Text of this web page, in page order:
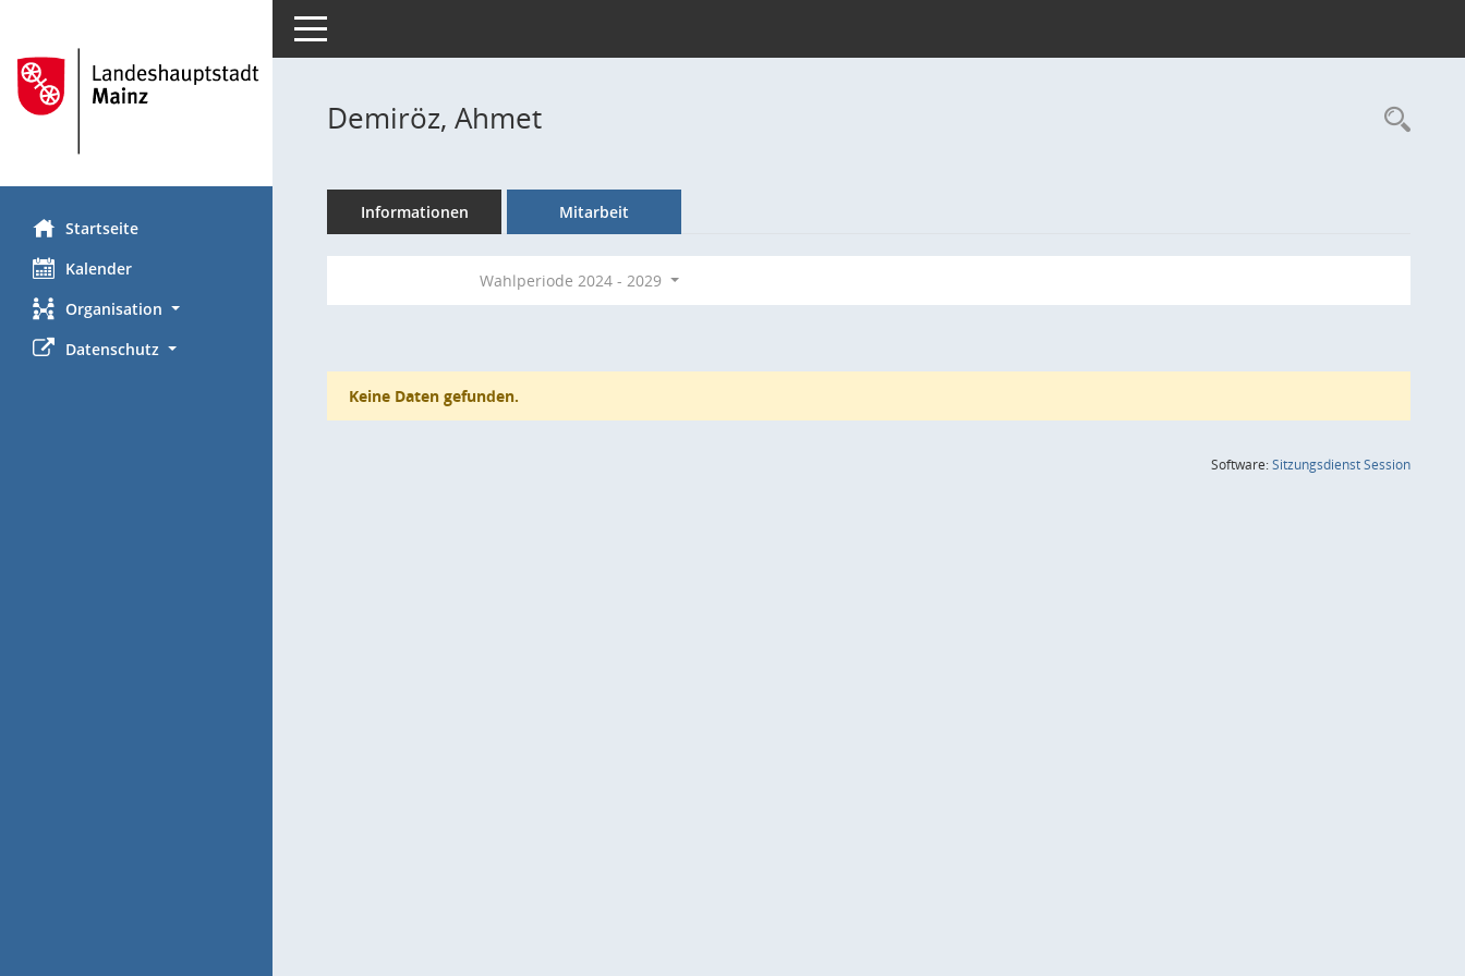
Startseite
Kalender
Organisation
Datenschutz
Toggle navigation
Demiröz, Ahmet
Informationen Mitarbeit
Wahlperiode 2024 - 2029
Keine Daten gefunden.
Software:SitzungsdienstSession(Wird in